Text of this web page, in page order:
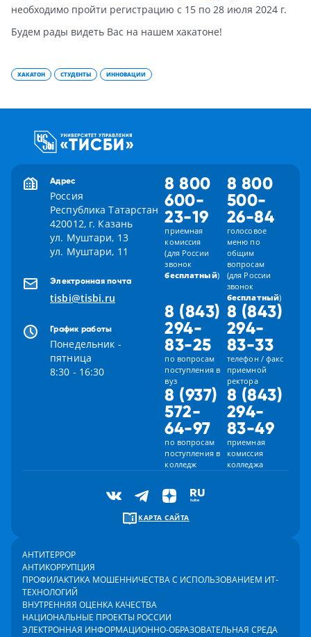
необходимо пройти регистрацию с 15 по 28 июля 2024 г.
Будем рады видеть Вас на нашем хакатоне!
ХАКАТОН СТУДЕНТЫ ИННОВАЦИИ
Адрес
Россия
Республика Татарстан
420012, г. Казань
ул. Муштари, 13
ул. Муштари, 11
Электронная почта
tisbi@tisbi.ru
График работы
Понедельник -
пятница
8:30 - 16:30
8 800
600-
23-19
приемная
комиссия
(для России
звонок
бесплатный)
8 800
500-
26-84
голосовое
меню по
общим
вопросам
(для России
звонок
бесплатный)
8 (843)
294-
83-25
по вопросам
поступления в
вуз
8 (843)
294-
83-33
телефон / факс
приемной
ректора
8 (937)
572-
64-97
по вопросам
поступления в
колледж
8 (843)
294-
83-49
приемная
комиссия
колледжа
КАРТА САЙТА
АНТИТЕРРОР
АНТИКОРРУПЦИЯ
ПРОФИЛАКТИКА МОШЕННИЧЕСТВА С ИСПОЛЬЗОВАНИЕМ ИТ-
ТЕХНОЛОГИЙ
ВНУТРЕННЯЯ ОЦЕНКА КАЧЕСТВА
НАЦИОНАЛЬНЫЕ ПРОЕКТЫ РОССИИ
ЭЛЕКТРОННАЯ ИНФОРМАЦИОННО-ОБРАЗОВАТЕЛЬНАЯ СРЕДА